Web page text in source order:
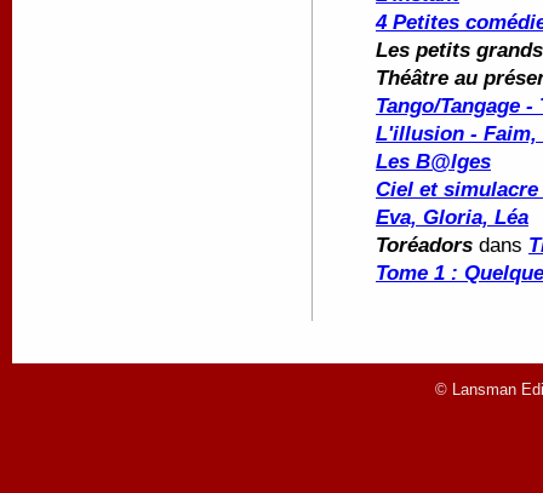
4 Petites
Les petits
Théâtre au
Tango/Tangage
L'illusion - Faim,
Les B@lges
Ciel et simulacre
Eva, Gloria, Léa
Toréadors dans
Tome 1 :
© Lansman